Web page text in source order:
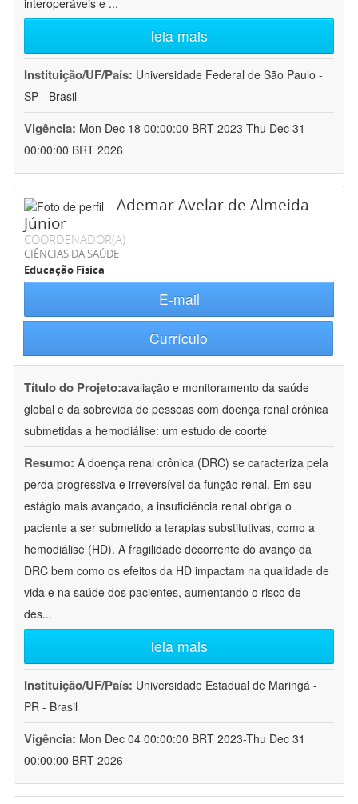
interoperáveis e ...
leia mais
Instituição/UF/País: Universidade Federal de São Paulo -
SP - Brasil
Vigência: Mon Dec 18 00:00:00 BRT 2023-Thu Dec 31
00:00:00 BRT 2026
Ademar Avelar de Almeida
Júnior
COORDENADOR(A)
CIÊNCIAS DA SAÚDE
Educação Física
E-mail
Currículo
Título do Projeto:avaliação e monitoramento da saúde
global e da sobrevida de pessoas com doença renal crônica
submetidas a hemodiálise: um estudo de coorte
Resumo: A doença renal crônica (DRC) se caracteriza pela
perda progressiva e irreversível da função renal. Em seu
estágio mais avançado, a insuficiência renal obriga o
paciente a ser submetido a terapias substitutivas, como a
hemodiálise (HD). A fragilidade decorrente do avanço da
DRC bem como os efeitos da HD impactam na qualidade de
vida e na saúde dos pacientes, aumentando o risco de
des...
leia mais
Instituição/UF/País: Universidade Estadual de Maringá -
PR - Brasil
Vigência: Mon Dec 04 00:00:00 BRT 2023-Thu Dec 31
00:00:00 BRT 2026